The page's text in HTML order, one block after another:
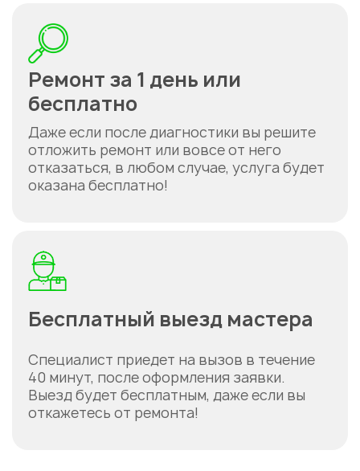
Ремонт за 1 день или
бесплатно
Даже если после диагностики вы решите
отложить ремонт или вовсе от него
отказаться, в любом случае, услуга будет
оказана бесплатно!
Бесплатный выезд мастера
Специалист приедет на вызов в течение
40 минут, после оформления заявки.
Выезд будет бесплатным, даже если вы
откажетесь от ремонта!